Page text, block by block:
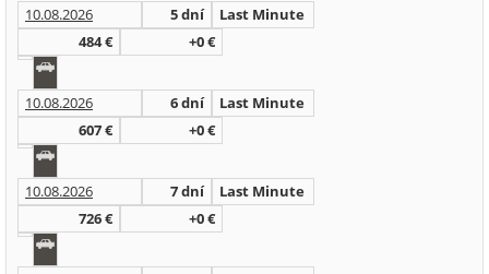
10.08.2026 5 dní
Last Minute
484 €
+0 €
10.08.2026 6 dní
Last Minute
607 €
+0 €
10.08.2026 7 dní
Last Minute
726 €
+0 €